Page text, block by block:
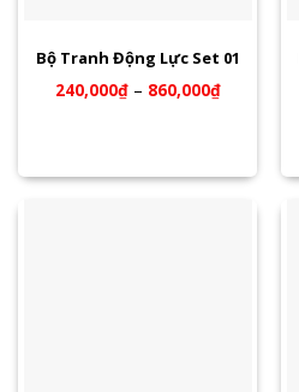
Bộ Tranh Động Lực Set 01
240,000₫– 860,000₫